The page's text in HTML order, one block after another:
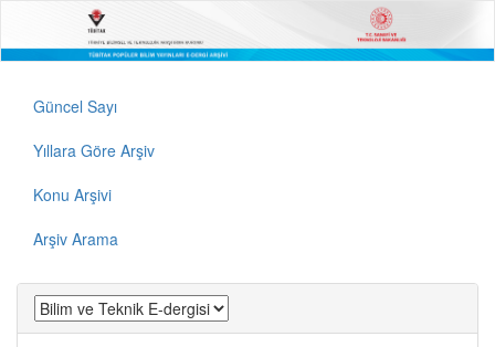
Güncel Sayı
Yıllara Göre Arşiv
Konu Arşivi
Arşiv Arama